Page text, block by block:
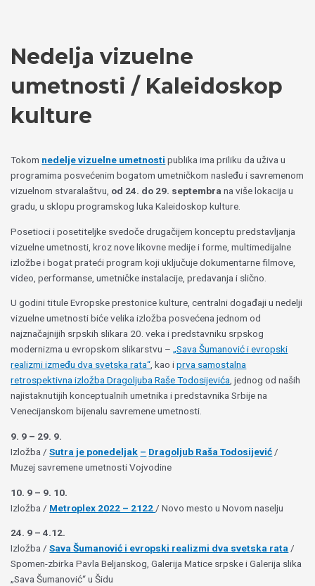
Nedelja vizuelne
umetnosti / Kaleidoskop
kulture
Tokom nedelje vizuelne umetnosti publika ima priliku da uživa u
programima posvećenim bogatom umetničkom nasleđu i savremenom
vizuelnom stvaralaštvu, od 24. do 29. septembra na više lokacija u
gradu, u sklopu programskog luka Kaleidoskop kulture.
Posetioci i posetiteljke svedoče drugačijem konceptu predstavljanja
vizuelne umetnosti, kroz nove likovne medije i forme, multimedijalne
izložbe i bogat prateći program koji uključuje dokumentarne filmove,
video, performanse, umetničke instalacije, predavanja i slično.
U godini titule Evropske prestonice kulture, centralni događaji u nedelji
vizuelne umetnosti biće velika izložba posvećena jednom od
najznačajnijih srpskih slikara 20. veka i predstavniku srpskog
modernizma u evropskom slikarstvu –„Sava Šumanović i evropski
realizmi između dva svetska rata“, kao iprva samostalna
retrospektivna izložba Dragoljuba Raše Todosijevića, jednog od naših
najistaknutijih konceptualnih umetnika i predstavnika Srbije na
Venecijanskom bijenalu savremene umetnosti.
9. 9 – 29. 9.
Izložba /Sutra je ponedeljak – Dragoljub Raša Todosijević /
Muzej savremene umetnosti Vojvodine
10. 9 – 9. 10.
Izložba / Metroplex 2022 – 2122 / Novo mesto u Novom naselju
24. 9 – 4.12.
Izložba /Sava Šumanović i evropski realizmi dva svetska rata /
Spomen-zbirka Pavla Beljanskog, Galerija Matice srpske i Galerija slika
„Sava Šumanović“ u Šidu